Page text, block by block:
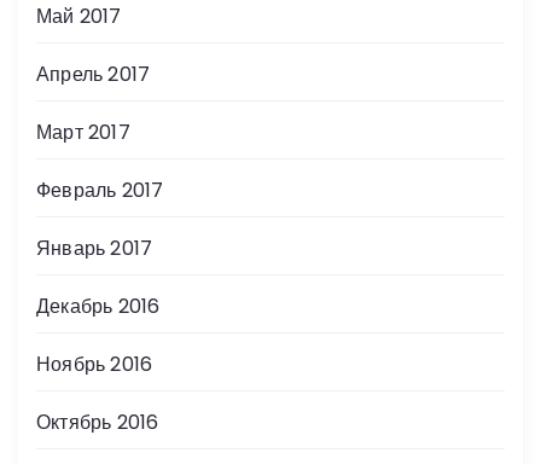
Май 2017
Апрель 2017
Март 2017
Февраль 2017
Январь 2017
Декабрь 2016
Ноябрь 2016
Октябрь 2016